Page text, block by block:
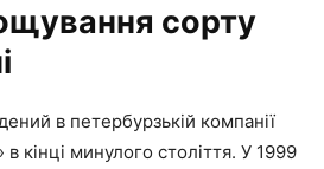
сорту
в петербурзькій компанії
в кінці минулого століття. У 1999